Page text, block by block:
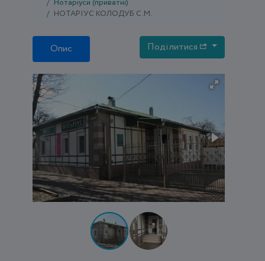
Нотаріуси (приватні)
НОТАРІУС КОЛОДУБ С.М.
Опис Поділитися